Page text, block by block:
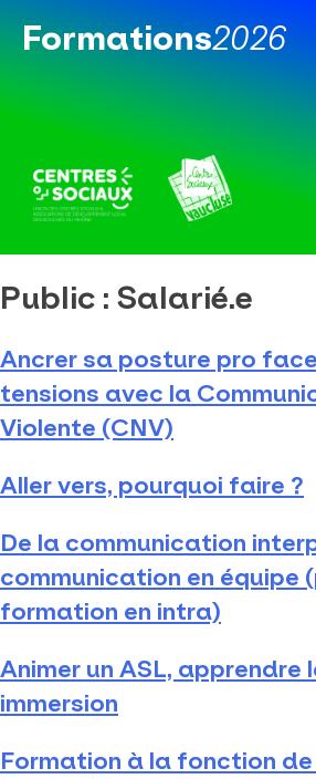
Formations​2026​
Public : Salarié.e
Ancrer sa posture pro
tensions avec la
Violente (CNV)
Aller vers, pourquoi faire ?
De la communication
communication en équipe
formation en intra)
Animer un ASL, apprendre
immersion
Formation à la fonction